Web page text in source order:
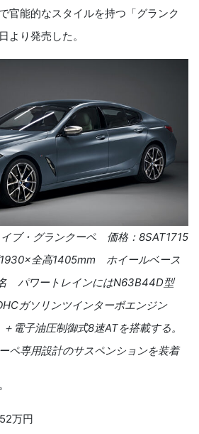
官能的なスタイルを持つ「グランク
より発売した。
ブ・グランクーペ 価格：8SAT1715
全高1405mm ホイールベース
パワートレインにはN63B44D型
ガソリンツインターボエンジン
電子油圧制御式8速ATを搭載する。
ペ専用設計のサスペンションを装着
万円